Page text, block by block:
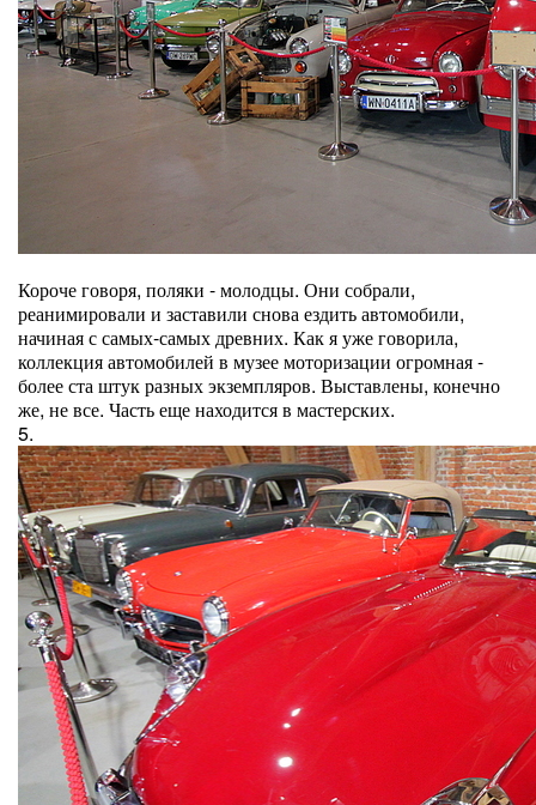
Короче говоря, поляки - молодцы. Они собрали,
реанимировали и заставили снова ездить автомобили,
начиная с самых-самых древних. Как я уже говорила,
коллекция автомобилей в музее моторизации огромная -
более ста штук разных экземпляров. Выставлены, конечно
же, не все. Часть еще находится в мастерских.
5.